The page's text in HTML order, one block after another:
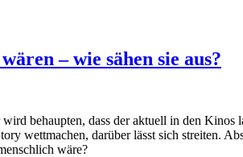
– wie sähen sie aus?
behaupten, dass der aktuell in den
wettmachen, darüber lässt sich streiten.
wäre?